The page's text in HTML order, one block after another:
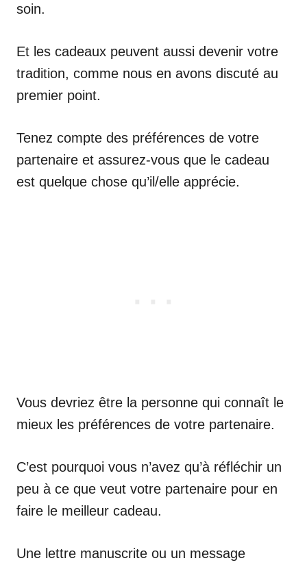
soin.
Et les cadeaux peuvent aussi devenir votre
tradition, comme nous en avons discuté au
premier point.
Tenez compte des préférences de votre
partenaire et assurez-vous que le cadeau
est quelque chose qu’il/elle apprécie.
Vous devriez être la personne qui connaît le
mieux les préférences de votre partenaire.
C’est pourquoi vous n’avez qu’à réfléchir un
peu à ce que veut votre partenaire pour en
faire le meilleur cadeau.
Une lettre manuscrite ou un message